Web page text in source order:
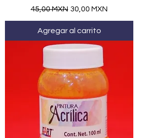
Precio
45,00 MXN Precio de oferta
30,00 MXN
Agregar al carrito